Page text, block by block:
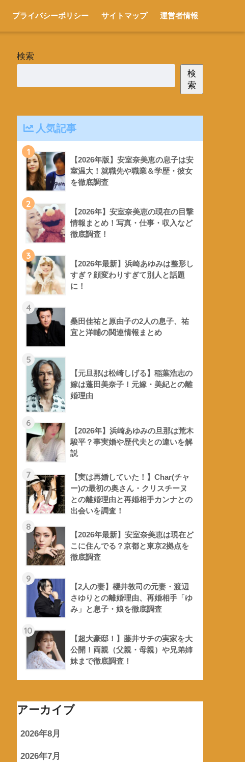
プライバシーポリシー サイトマップ 運営者情報
検索
検
索
人気記事
1
【2026年版】安室奈美恵の息子は安
室温大！就職先や職業＆学歴・彼女
を徹底調査
2
【2026年】安室奈美恵の現在の目撃
情報まとめ！写真・仕事・収入など
徹底調査！
3
【2026年最新】浜崎あゆみは整形し
すぎ？顔変わりすぎて別人と話題
に！
4
桑田佳祐と原由子の2人の息子、祐
宜と洋輔の関連情報まとめ
5
【元旦那は松崎しげる】稲葉浩志の
嫁は蓬田美奈子！元嫁・美紀との離
婚理由
6
【2026年】浜崎あゆみの旦那は荒木
駿平？事実婚や歴代夫との違いを解
説
7
【実は再婚していた！】Char(チャ
ー)の最初の奥さん・クリスチーヌ
との離婚理由と再婚相手カンナとの
出会いを調査！
8
【2026年最新】安室奈美恵は現在ど
こに住んでる？京都と東京2拠点を
徹底調査
9
【2人の妻】櫻井敦司の元妻・渡辺
さゆりとの離婚理由、再婚相手「ゆ
み」と息子・娘を徹底調査
10
【超大豪邸！】藤井サチの実家を大
公開！両親（父親・母親）や兄弟姉
妹まで徹底調査！
アーカイブ
2026年8月
2026年7月